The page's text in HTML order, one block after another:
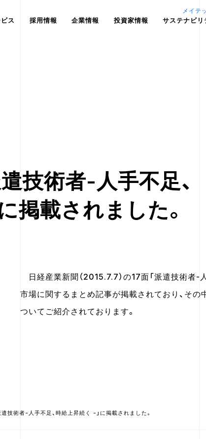
ス 採用情報 企業情報 投資家情報 サステナビリ
メイテ
技術者-人手不足、
掲載されました。
日経産業新聞（2015.7.7）の17面「派遣技術者-
市場に関するまとめ記事が掲載されており、そ
ついてご紹介されております。
遣技術者-人手不足、時給上昇続く -」に掲載されました。